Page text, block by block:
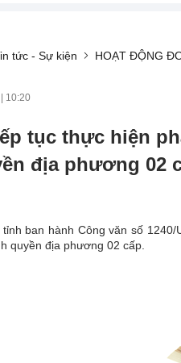
tức - Sự kiện HOẠT ĐỘNG
| 10:20
tục thực hiện
địa phương 02
ban hành Công văn số
quyền địa phương 02 cấp.